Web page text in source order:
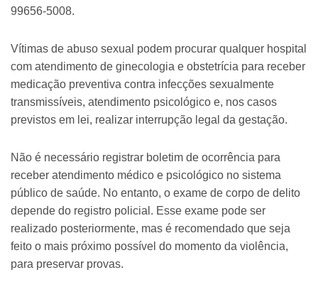
99656-5008.
Vítimas de abuso sexual podem procurar qualquer hospital
com atendimento de ginecologia e obstetrícia para receber
medicação preventiva contra infecções sexualmente
transmissíveis, atendimento psicológico e, nos casos
previstos em lei, realizar interrupção legal da gestação.
Não é necessário registrar boletim de ocorrência para
receber atendimento médico e psicológico no sistema
público de saúde. No entanto, o exame de corpo de delito
depende do registro policial. Esse exame pode ser
realizado posteriormente, mas é recomendado que seja
feito o mais próximo possível do momento da violência,
para preservar provas.